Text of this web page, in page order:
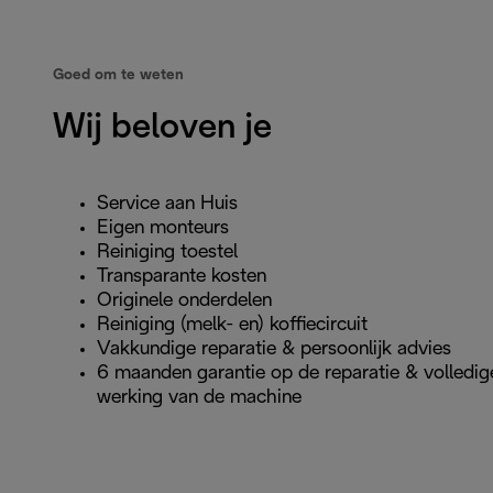
Goed om te weten
Wij beloven je
Service aan Huis
Eigen monteurs
Reiniging toestel
Transparante kosten
Originele onderdelen
Reiniging (melk- en) koffiecircuit
Vakkundige reparatie & persoonlijk advies
6 maanden garantie op de reparatie &
werking van de machine